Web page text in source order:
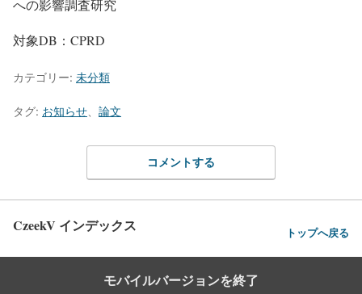
への影響調査研究
対象DB：CPRD
カテゴリー: 未分類
タグ: お知らせ 論文
コメントする
CzeekV インデックス トップへ戻る
モバイルバージョンを終了